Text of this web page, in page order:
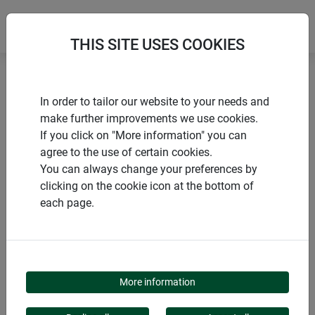
Accueil Aides au compostage Sac à compost
PRODUITS
SAC À COMPOST
THIS SITE USES COOKIES
In order to tailor our website to your needs and
make further improvements we use cookies.
If you click on "More information" you can
agree to the use of certain cookies.
You can always change your preferences by
clicking on the cookie icon at the bottom of
each page.
More information